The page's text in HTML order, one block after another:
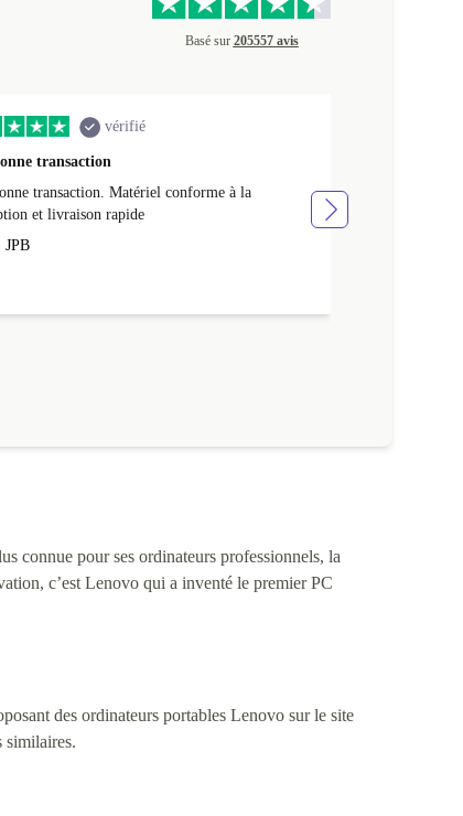
Basé sur 205557 avis
vérifié
transaction
transaction. Matériel conforme à la
et livraison rapide
JPB
connue pour ses ordinateurs professionnels, la
c’est Lenovo qui a inventé le premier PC
des ordinateurs portables Lenovo sur le site
similaires.